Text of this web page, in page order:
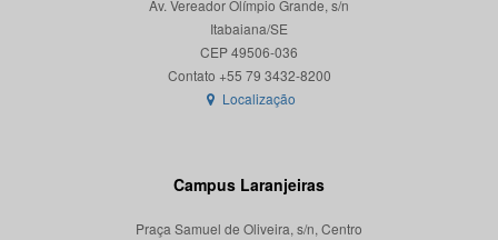
Av. Vereador Olímpio Grande, s/n
Itabaiana/SE
CEP 49506-036
Localização
Campus Laranjeiras
Praça Samuel de Oliveira, s/n, Centro